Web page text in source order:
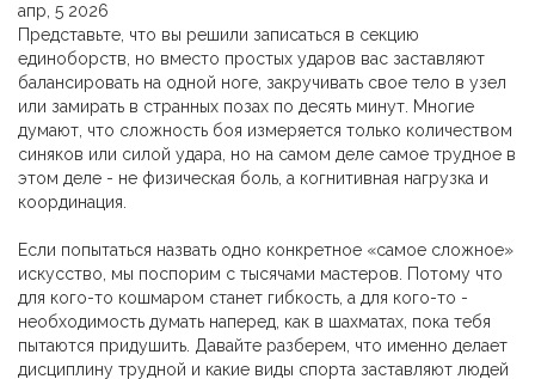
апр, 5 2026
Представьте, что вы решили записаться в секцию
единоборств, но вместо простых ударов вас заставляют
балансировать на одной ноге, закручивать свое тело в узел
или замирать в странных позах по десять минут. Многие
думают, что сложность боя измеряется только количеством
синяков или силой удара, но на самом деле самое трудное в
этом деле - не физическая боль, а когнитивная нагрузка и
координация.
Если попытаться назвать одно конкретное «самое сложное»
искусство, мы поспорим с тысячами мастеров. Потому что
для кого-то кошмаром станет гибкость, а для кого-то -
необходимость думать наперед, как в шахматах, пока тебя
пытаются придушить. Давайте разберем, что именно делает
дисциплину трудной и какие виды спорта заставляют людей